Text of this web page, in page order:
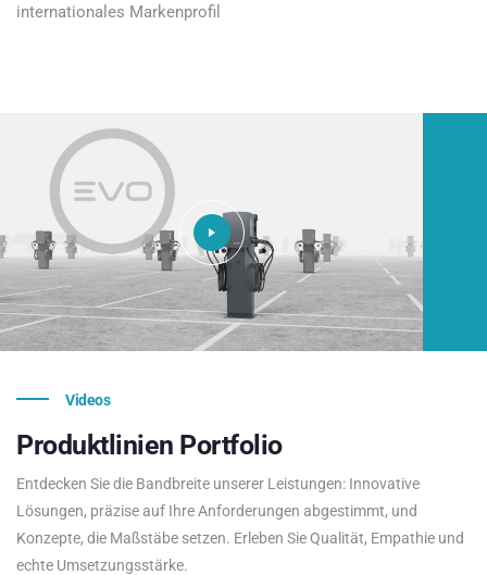
internationales Markenprofil
Videos
Produktlinien Portfolio
Entdecken Sie die Bandbreite unserer Leistungen: Innovative
Lösungen, präzise auf Ihre Anforderungen abgestimmt, und
Konzepte, die Maßstäbe setzen. Erleben Sie Qualität, Empathie und
echte Umsetzungsstärke.